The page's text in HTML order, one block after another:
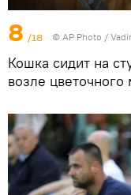
8 /18 © AP Photo /
Кошка сидит на
возле